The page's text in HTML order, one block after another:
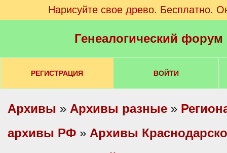
Нарисуйте свое древо. Бесплатно.
Генеалогический
РЕГИСТРАЦИЯ ВОЙТИ
Архивы » Архивы разные »
архивы РФ » Архивы